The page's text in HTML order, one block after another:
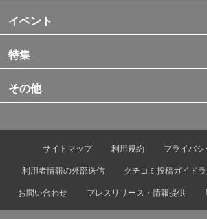
イベント
特集
その他
サイトマップ 利用規約
プライバ
利用者情報の外部送信
クチコミ投稿ガイド
お問い合わせ
プレスリリース・情報提供